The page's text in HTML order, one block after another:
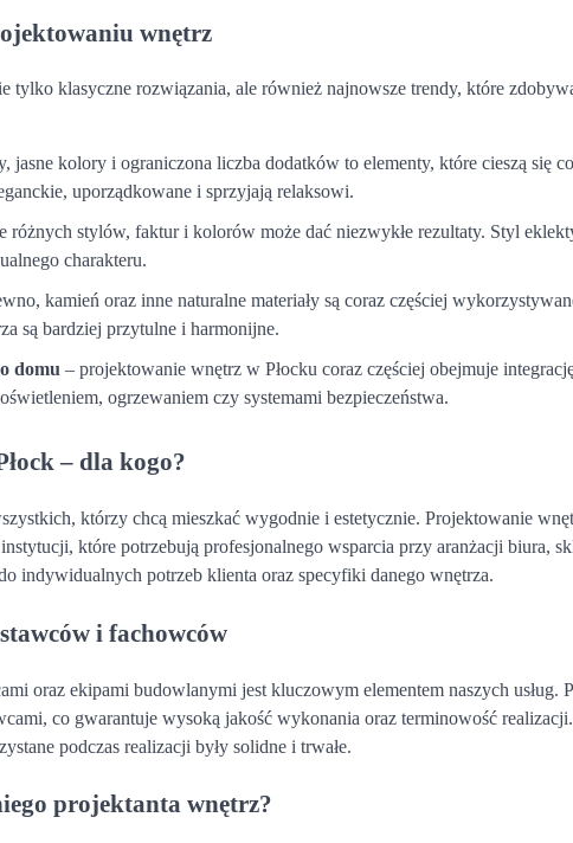
wnętrz
tylko klasyczne rozwiązania, ale również najnowsze trendy, które
jasne kolory i ograniczona liczba dodatków to elementy, które cieszą się
uporządkowane i sprzyjają relaksowi.
różnych stylów, faktur i kolorów może dać niezwykłe rezultaty. Styl
charakteru.
kamień oraz inne naturalne materiały są coraz częściej
są bardziej przytulne i harmonijne.
domu – projektowanie wnętrz w Płocku coraz częściej obejmuje
ogrzewaniem czy systemami bezpieczeństwa.
– dla kogo?
którzy chcą mieszkać wygodnie i estetycznie. Projektowanie
które potrzebują profesjonalnego wsparcia przy aranżacji biura,
indywidualnych potrzeb klienta oraz specyfiki danego wnętrza.
i fachowców
oraz ekipami budowlanymi jest kluczowym elementem naszych usług.
co gwarantuje wysoką jakość wykonania oraz terminowość
podczas realizacji były solidne i trwałe.
projektanta wnętrz?